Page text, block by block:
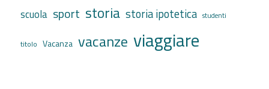
scuola sport storia storia ipotetica studenti
titolo Vacanza vacanze viaggiare